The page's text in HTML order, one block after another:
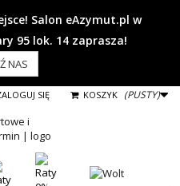
Salon eAzymut.pl w
95 lok. 14 zaprasza!
NAS
KOSZYK (PUSTY)
SIĘ